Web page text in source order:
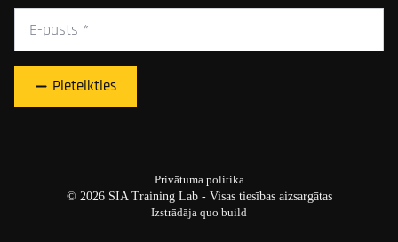
E-
pasts
*
Pieteikties
Privātuma politika
© 2026 SIA Training Lab - Visas tiesības aizsargātas
Izstrādāja quo build